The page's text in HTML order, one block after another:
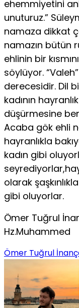
ehemmiyetini
unuturuz.”
namaza dikkat
namazın bütün
ehlinin bir
söylüyor.
derecesidir. Dil
kadının
düşürmesine
Acaba gök ehli
hayranlıkla
kadın gibi
olarak
gibi oluyorlar.
Ömer Tuğrul
Hz.Muhammed
Ömer Tuğrul